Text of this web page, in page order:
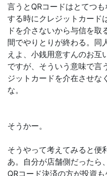
言うとQRコードはとてつ
する時にクレジットカード
ドを介さないから与信を取
間でやりとりが終わる。同
えよ、小銭用意すんのお互
ですが、そういう意味で言
ジットカードを介在させな
な。
そうかー。
そうやって考えてみると便
あ。自分が店舗側だったら
QRコード決済の方が投資